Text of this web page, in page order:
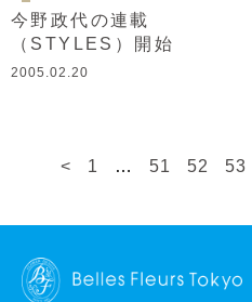
今野政代の連載
（STYLES）開始
2005.02.20
< 1 … 51 52 53